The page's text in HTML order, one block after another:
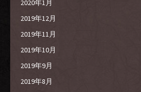
2020年1月
2019年12月
2019年11月
2019年10月
2019年9月
2019年8月